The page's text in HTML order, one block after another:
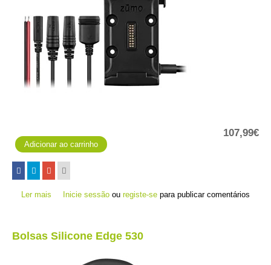
107,99€
Ler mais acerca de Suporte Zumo 590
Inicie sessão ouregiste-se para publicar comentários
Bolsas Silicone Edge 530